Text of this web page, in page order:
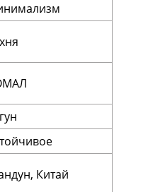
Китай